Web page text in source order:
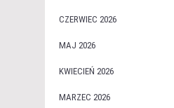
CZERWIEC 2026
MAJ 2026
KWIECIEŃ 2026
MARZEC 2026